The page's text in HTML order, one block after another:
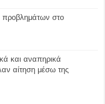
προβλημάτων στο
και αναπηρικά
αίτηση μέσω της